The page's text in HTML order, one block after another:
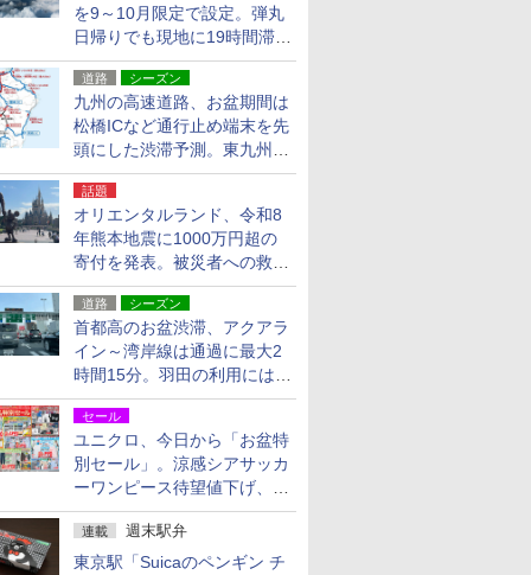
を9～10月限定で設定。弾丸
日帰りでも現地に19時間滞在
できる
道路 シーズン
九州の高速道路、お盆期間は
松橋ICなど通行止め端末を先
頭にした渋滞予測。東九州道
への迂回は料金調整を実施
話題
オリエンタルランド、令和8
年熊本地震に1000万円超の
寄付を発表。被災者への救援
活動・復旧支援
道路 シーズン
首都高のお盆渋滞、アクアラ
イン～湾岸線は通過に最大2
時間15分。羽田の利用には
「空港西出口」の利用検討を
セール
ユニクロ、今日から「お盆特
別セール」。涼感シアサッカ
ーワンピース待望値下げ、撥
水ギアショーツは1990円に
連載 週末駅弁
東京駅「Suicaのペンギン チ